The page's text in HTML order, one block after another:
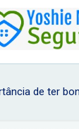
de ter